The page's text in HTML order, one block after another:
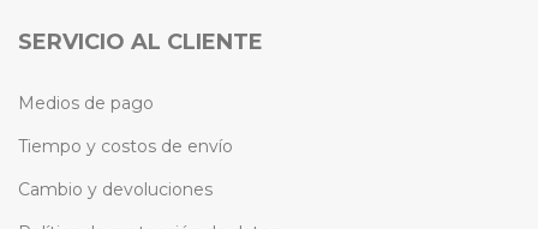
SERVICIO AL CLIENTE
Medios de pago
Tiempo y costos de envío
Cambio y devoluciones